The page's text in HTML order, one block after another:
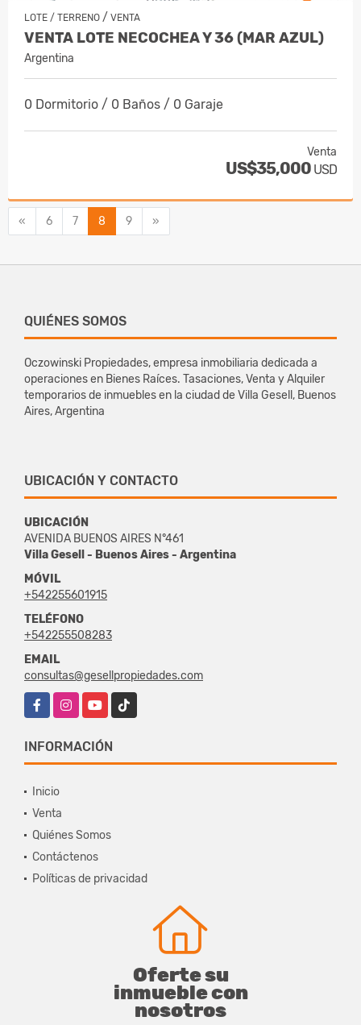
LOTE / TERRENO / VENTA
VENTA LOTE NECOCHEA Y 36 (MAR AZUL)
Argentina
0 Dormitorio / 0 Baños / 0 Garaje
Venta
US$35,000 USD
« Anterior
6 7 8 9 »
QUIÉNES SOMOS
Oczowinski Propiedades, empresa inmobiliaria dedicada a
operaciones en Bienes Raíces. Tasaciones, Venta y Alquiler
temporarios de inmuebles en la ciudad de Villa Gesell, Buenos
Aires, Argentina
UBICACIÓN Y CONTACTO
UBICACIÓN
AVENIDA BUENOS AIRES N°461
Villa Gesell - Buenos Aires - Argentina
MÓVIL
+542255601915
TELÉFONO
+542255508283
EMAIL
consultas@gesellpropiedades.com
FacebookInstagramYouTubeTikTok
INFORMACIÓN
Inicio
Venta
Quiénes Somos
Contáctenos
Políticas de privacidad
Oferte su
inmueble con
nosotros